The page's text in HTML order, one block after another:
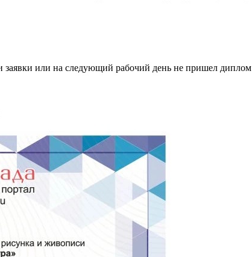
заявки или на следующий рабочий день не пришел диплом